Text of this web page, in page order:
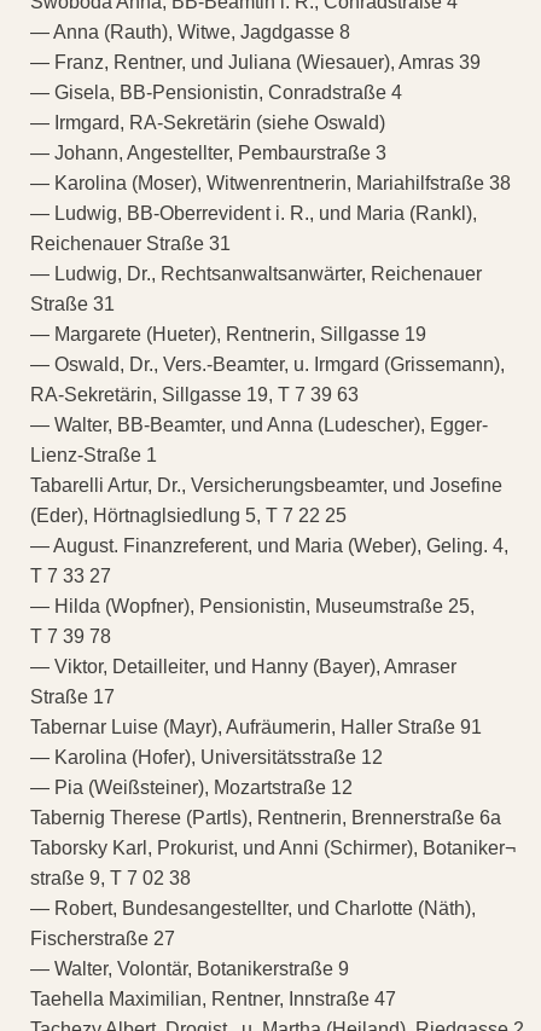
— Anna (Rauth), Witwe, Jagdgasse 8
— Franz, Rentner, und Juliana (Wiesauer), Amras 39
— Gisela, BB-Pensionistin, Conradstraße 4
— Irmgard, RA-Sekretärin (siehe Oswald)
— Johann, Angestellter, Pembaurstraße 3
— Karolina (Moser), Witwenrentnerin, Mariahilfstraße 38
— Ludwig, BB-Oberrevident i. R., und Maria (Rankl),
Reichenauer Straße 31
— Ludwig, Dr., Rechtsanwaltsanwärter, Reichenauer
Straße 31
— Margarete (Hueter), Rentnerin, Sillgasse 19
— Oswald, Dr., Vers.-Beamter, u. Irmgard (Grissemann),
RA-Sekretärin, Sillgasse 19, T 7 39 63
— Walter, BB-Beamter, und Anna (Ludescher), Egger-
Lienz-Straße 1
Tabarelli Artur, Dr., Versicherungsbeamter, und Josefine
(Eder), Hörtnaglsiedlung 5, T 7 22 25
— August. Finanzreferent, und Maria (Weber), Geling. 4,
T 7 33 27
— Hilda (Wopfner), Pensionistin, Museumstraße 25,
T 7 39 78
— Viktor, Detailleiter, und Hanny (Bayer), Amraser
Straße 17
Tabernar Luise (Mayr), Aufräumerin, Haller Straße 91
— Karolina (Hofer), Universitätsstraße 12
— Pia (Weißsteiner), Mozartstraße 12
Tabernig Therese (Partls), Rentnerin, Brennerstraße 6a
Taborsky Karl, Prokurist, und Anni (Schirmer), Botaniker¬
straße 9, T 7 02 38
— Robert, Bundesangestellter, und Charlotte (Näth),
Fischerstraße 27
— Walter, Volontär, Botanikerstraße 9
Taehella Maximilian, Rentner, Innstraße 47